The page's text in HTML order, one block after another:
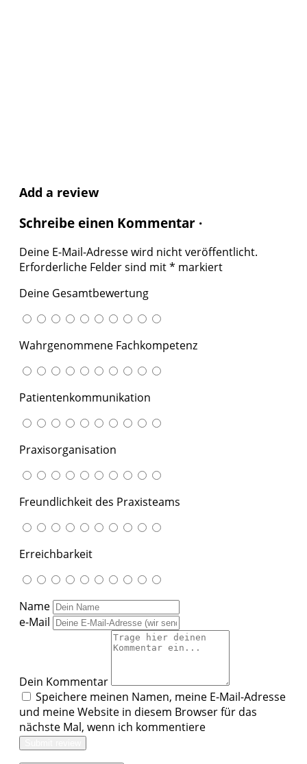
Add a review
Schreibe einen Kommentar ·
Deine E-Mail-Adresse wird nicht veröffentlicht.
Erforderliche Felder sind mit* markiert
Deine Gesamtbewertung
Wahrgenommene Fachkompetenz
Patientenkommunikation
Praxisorganisation
Freundlichkeit des Praxisteams
Erreichbarkeit
Name
e-Mail
Dein Kommentar
Speichere meinen Namen, meine E-Mail-Adresse
und meine Website in diesem Browser für das
nächste Mal, wenn ich kommentiere